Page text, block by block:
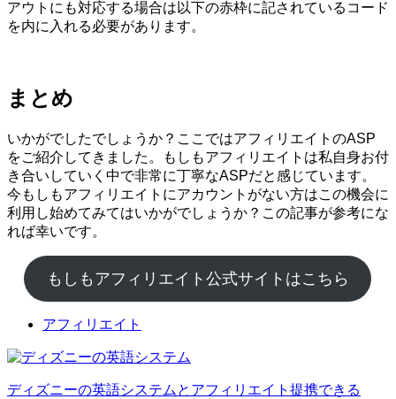
アウトにも対応する場合は以下の赤枠に記されているコード
を内に入れる必要があります。
まとめ
いかがでしたでしょうか？ここではアフィリエイトのASP
をご紹介してきました。もしもアフィリエイトは私自身お付
き合いしていく中で非常に丁寧なASPだと感じています。
今もしもアフィリエイトにアカウントがない方はこの機会に
利用し始めてみてはいかがでしょうか？この記事が参考にな
れば幸いです。
もしもアフィリエイト公式サイトはこちら
アフィリエイト
ディズニーの英語システムとアフィリエイト提携できる